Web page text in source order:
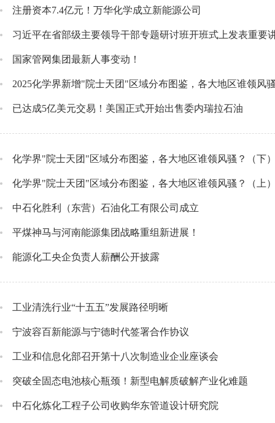
注册资本7.4亿元！万华化学成立新能源公司
习近平在省部级主要领导干部专题研讨班开班式上发表重要
国家管网集团最新人事变动！
2025化学界新增"院士天团"区域分布图鉴，各大地区谁领风
已达成5亿美元交易！美国正式开始出售委内瑞拉石油
化学界"院士天团"区域分布图鉴，各大地区谁领风骚？（下
化学界"院士天团"区域分布图鉴，各大地区谁领风骚？（上
中石化胜利（东营）石油化工有限公司成立
平煤神马与河南能源集团战略重组新进展！
能源化工央企负责人薪酬公开披露
工业清洗行业“十五五”发展路径明晰
宁波容百新能源与宁德时代签署合作协议
工业和信息化部召开第十八次制造业企业座谈会
突破全固态电池核心瓶颈！新型电解质破解产业化难题
中石化炼化工程子公司收购华东管道设计研究院